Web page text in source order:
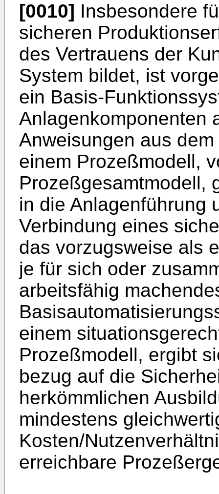
[0010] Insbesondere
sicheren
des Vertrauens der
System bildet, ist
ein Basis-
Anlagenkomponenten
Anweisungen aus
einem Prozeßmodell,
Prozeßgesamtmodell,
in die Anlagenführung
Verbindung eines
das vorzugsweise als
je für sich oder
arbeitsfähig
einem
Prozeßmodell, ergibt
bezug auf die
herkömmlichen
mindestens
Kosten/
erreichbare